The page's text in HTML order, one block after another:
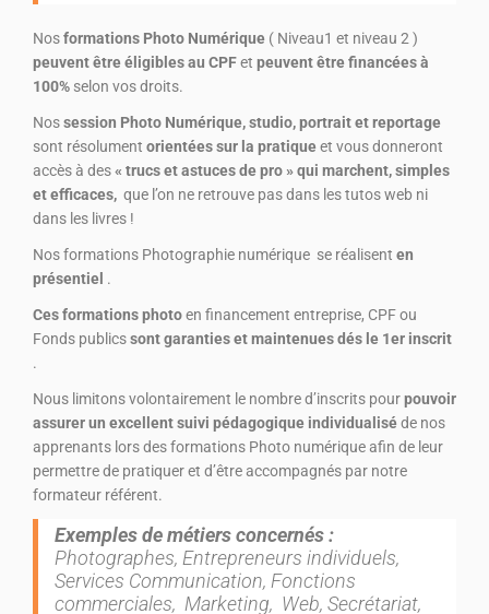
Nosformations Photo Numérique ( Niveau1 et niveau 2 )
peuvent être éligibles au CPFet peuvent être financées à
100% selon vos droits.
Nossession Photo Numérique, studio, portrait et reportage
sont résolument orientées sur la pratiqueet vous donneront
accès à des« trucs et astuces de pro » qui marchent, simples
et efficaces, que l’on ne retrouve pas dans les tutos web ni
dans les livres !
Nos formations Photographie numérique se réalisent en
présentiel .
Ces formations photoen financement entreprise, CPF ou
Fonds publicssont garanties et maintenues dés le 1er inscrit
.
Nous limitons volontairement le nombre d’inscrits pourpouvoir
assurer un excellent suivi pédagogique individualiséde nos
apprenants lors des formations Photo numérique afin de leur
permettre de pratiquer et d’être accompagnés par notre
formateur référent.
Exemples de métiers concernés :
Photographes, Entrepreneurs individuels,
Services Communication, Fonctions
commerciales, Marketing, Web, Secrétariat,